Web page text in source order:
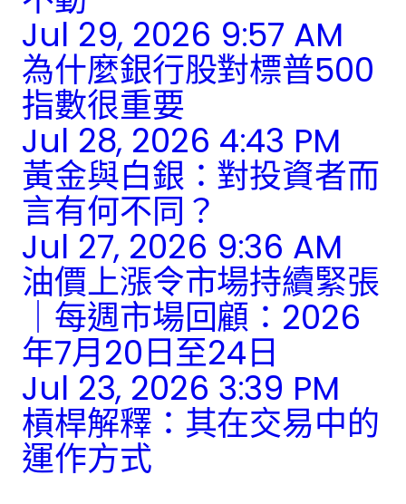
Jul 29, 2026 9:57 AM
為什麼銀行股對標普500
指數很重要
Jul 28, 2026 4:43 PM
黃金與白銀：對投資者而
言有何不同？
Jul 27, 2026 9:36 AM
油價上漲令市場持續緊張
｜每週市場回顧：2026
年7月20日至24日
Jul 23, 2026 3:39 PM
槓桿解釋：其在交易中的
運作方式